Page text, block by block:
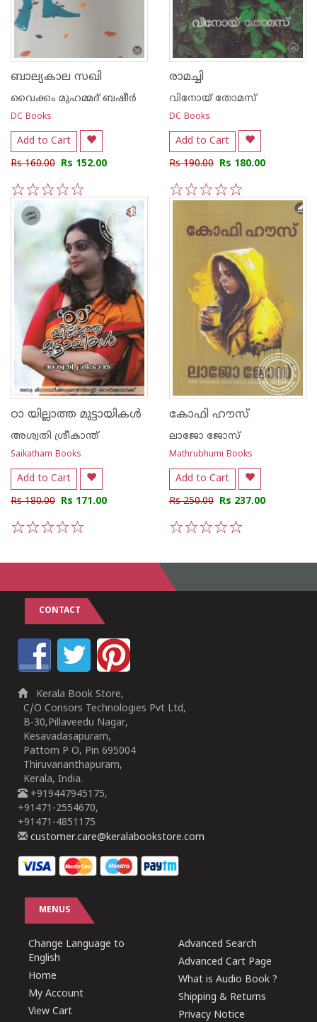
ബാല്യകാല സഖി
വൈക്കം മുഹമ്മദ് ബഷീര്‍
DC Books
Add to Cart
Rs 160.00 Rs 152.00
5
3
2
രാമച്ചി
വിനോയ് തോമസ്
DC Books
Add to Cart
Rs 190.00 Rs 180.00
5
4
3
2
1
ഠാ യില്ലാത്ത മുട്ടായികള്‍
അശ്വതി ശ്രീകാന്ത്
Saikatham Books
Add to Cart
Rs 180.00 Rs 171.00
കോഫി ഹൗസ്
ലാജോ ജോസ്
Mathrubhumi Books
Add to Cart
Rs 250.00 Rs 237.00
CONTACT
Kerala Book Store,
C/O Consors Technologies Pvt Ltd,
B-30,Pillaveedu Nagar,
Kesavadasapuram,
Pattom P O, Pin 695004
Thiruvananthapuram,
Kerala, India.
+919447945175,
+91471-2554670,
+91471-4851175
customer.care@keralabookstore.com
MENUS
Change Language to
English
Home
My Account
View Cart
Advanced Search
Advanced Cart Page
What is Audio Book ?
Shipping & Returns
Privacy Notice